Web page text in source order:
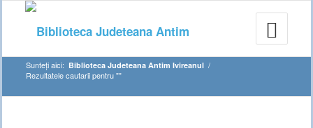
Sunteți aici: Biblioteca Judeteana Antim Ivireanul /
Rezultatele cautarii pentru ""